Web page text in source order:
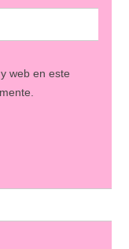
web en este